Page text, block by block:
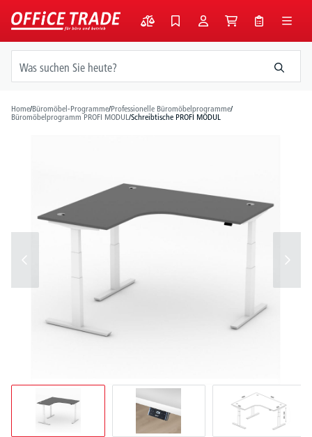
springen
Home/Büromöbel-Programme/Professionelle Büromöbelprogramme/
Büromöbelprogramm PROFI MODUL/Schreibtische PROFI MODUL